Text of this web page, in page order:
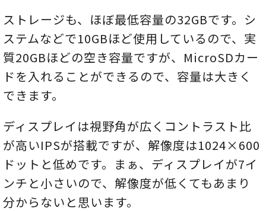
ストレージも、ほぼ最低容量の32GBです。シ
ステムなどで10GBほど使用しているので、実
質20GBほどの空き容量ですが、MicroSDカー
ドを入れることができるので、容量は大きく
できます。
ディスプレイは視野角が広くコントラスト比
が高いIPSが搭載ですが、解像度は1024×600
ドットと低めです。まぁ、ディスプレイが7イ
ンチと小さいので、解像度が低くてもあまり
分からないと思います。